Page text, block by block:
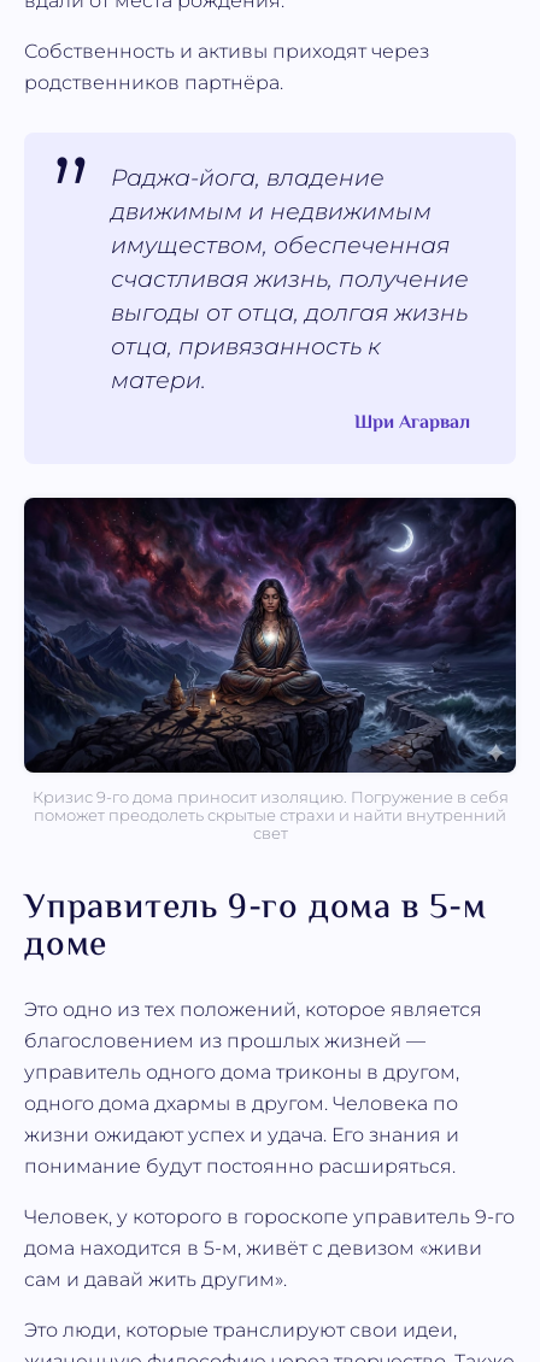
Собственность и активы приходят через
родственников партнёра.
Раджа-йога, владение
движимым и недвижимым
имуществом, обеспеченная
счастливая жизнь, получение
выгоды от отца, долгая жизнь
отца, привязанность к
матери.
Шри Агарвал
Кризис 9-го дома приносит изоляцию. Погружение в себя
поможет преодолеть скрытые страхи и найти внутренний
свет
Управитель 9-го дома в 5-м
доме
Это одно из тех положений, которое является
благословением из прошлых жизней —
управитель одного дома триконы в другом,
одного дома дхармы в другом. Человека по
жизни ожидают успех и удача. Его знания и
понимание будут постоянно расширяться.
Человек, у которого в гороскопе управитель 9-го
дома находится в 5-м, живёт с девизом «живи
сам и давай жить другим».
Это люди, которые транслируют свои идеи,